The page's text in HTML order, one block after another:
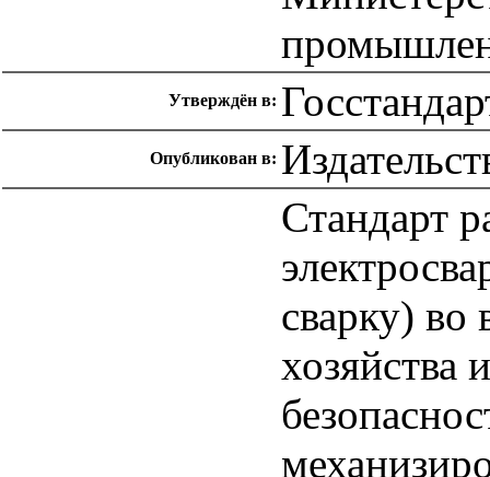
Утверждён в:
Опубликован в:
Стандарт
сварку) во
хозяйства